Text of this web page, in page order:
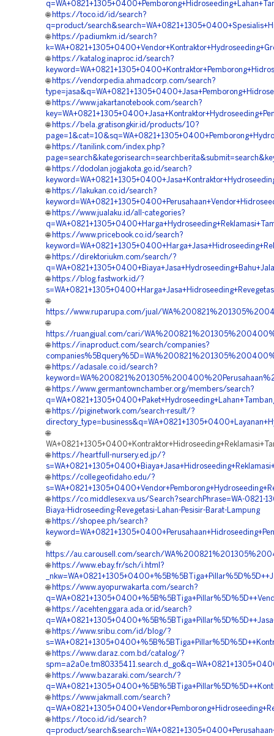
🌐 https://toco.id/id/search?
q=product/
🌐 https://padiumkm.id/search?
🌐 https://katalog.inaproc.id/search?
🌐 https://vendorpedia.ahmadcorp.com/search?
🌐 https://www.jakartanotebook.com/search?
🌐 https://bela.gratisongkir.id/products/10?
🌐 https://tanilink.com/index.php?
🌐 https://dodolan.jogjakota.go.id/search?
🌐 https://lakukan.co.id/search?
🌐 https://www.jualaku.id/all-categories?
🌐 https://www.pricebook.co.id/search?
🌐 https://direktoriukm.com/search/?
🌐 https://blog.fastwork.id/?
🌐
https://www.ruparupa.com/jual/
🌐
https://ruangjual.com/cari/
🌐 https://inaproduct.com/search/companies?
🌐 https://adasale.co.id/search?
🌐 https://www.germantownchamber.org/members/search?
🌐 https://piginetwork.com/search-result/?
🌐
🌐 https://heartfull-nursery.ed.jp/?
🌐 https://collegeofidaho.edu/?
🌐 https://co.middlesex.va.us/Search?searchPhrase=WA-0821-
Biaya-Hidroseeding-Revegetasi-Lahan-Pesisir-Barat-Lampung
🌐 https://shopee.ph/search?
🌐
https://au.carousell.com/search/
🌐 https://www.ebay.fr/sch/i.html?
🌐 https://www.ayopurwakarta.com/search?
🌐 https://acehtenggara.ada.or.id/search?
🌐 https://www.sribu.com/id/blog/?
🌐 https://www.daraz.com.bd/catalog/?
🌐 https://www.bazaraki.com/search/?
🌐 https://www.jakmall.com/search?
🌐 https://toco.id/id/search?
q=product/